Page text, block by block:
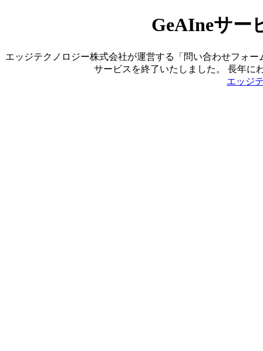
GeAIneサー
エッジテクノロジー株式会社が運営する「問い合わせフォ
サービスを終了いたしました。 長年に
エッジ